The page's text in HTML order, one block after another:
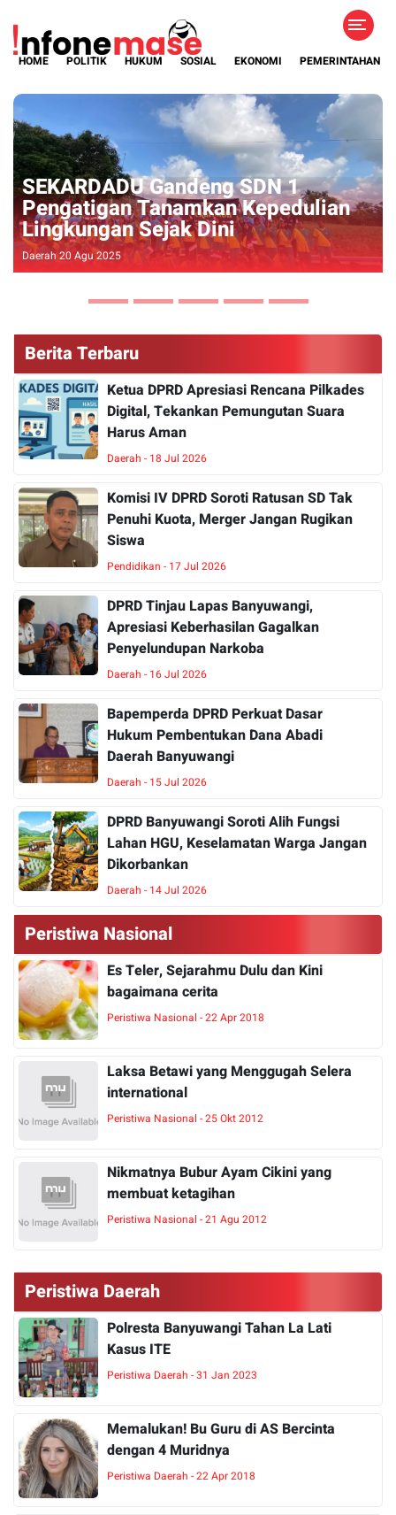
HOME POLITIK HUKUM SOSIAL EKONOMI PEMERINTAHAN
Spot Baru Majapahit's Warior
Underwater, Tambah Daya Tarik
Wisata Banyuwangi
Pariwisata 07 Okt 2024
Berita Terbaru
Ketua DPRD Apresiasi Rencana Pilkades
Digital, Tekankan Pemungutan Suara
Harus Aman
Daerah - 18 Jul 2026
Komisi IV DPRD Soroti Ratusan SD Tak
Penuhi Kuota, Merger Jangan Rugikan
Siswa
Pendidikan - 17 Jul 2026
DPRD Tinjau Lapas Banyuwangi,
Apresiasi Keberhasilan Gagalkan
Penyelundupan Narkoba
Daerah - 16 Jul 2026
Bapemperda DPRD Perkuat Dasar
Hukum Pembentukan Dana Abadi
Daerah Banyuwangi
Daerah - 15 Jul 2026
DPRD Banyuwangi Soroti Alih Fungsi
Lahan HGU, Keselamatan Warga Jangan
Dikorbankan
Daerah - 14 Jul 2026
Peristiwa Nasional
Es Teler, Sejarahmu Dulu dan Kini
bagaimana cerita
Peristiwa Nasional - 22 Apr 2018
Laksa Betawi yang Menggugah Selera
international
Peristiwa Nasional - 25 Okt 2012
Nikmatnya Bubur Ayam Cikini yang
membuat ketagihan
Peristiwa Nasional - 21 Agu 2012
Peristiwa Daerah
Polresta Banyuwangi Tahan La Lati
Kasus ITE
Peristiwa Daerah - 31 Jan 2023
Memalukan! Bu Guru di AS Bercinta
dengan 4 Muridnya
Peristiwa Daerah - 22 Apr 2018